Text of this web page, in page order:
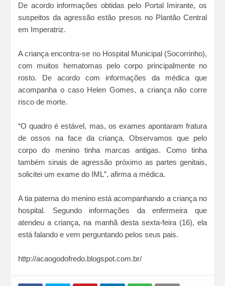
De acordo informações obtidas pelo Portal Imirante, os
suspeitos da agressão estão presos no Plantão Central
em Imperatriz.
A criança encontra-se no Hospital Municipal (Socorrinho),
com muitos hematomas pelo corpo principalmente no
rosto. De acordo com informações da médica que
acompanha o caso Helen Gomes, a criança não corre
risco de morte.
“O quadro é estável, mas, os exames apontaram fratura
de ossos na face da criança. Observamos que pelo
corpo do menino tinha marcas antigas. Como tinha
também sinais de agressão próximo as partes genitais,
solicitei um exame do IML”, afirma a médica.
A tia paterna do menino está acompanhando a criança no
hospital. Segundo informações da enfermeira que
atendeu a criança, na manhã desta sexta-feira (16), ela
está falando e vem perguntando pelos seus pais.
http://acaogodofredo.blogspot.com.br/